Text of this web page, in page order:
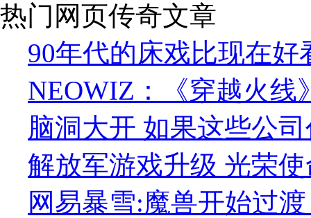
热门网页传奇文章
90年代的床戏比现在好
NEOWIZ：《穿越火线
脑洞大开 如果这些公
解放军游戏升级 光荣
网易暴雪:魔兽开始过